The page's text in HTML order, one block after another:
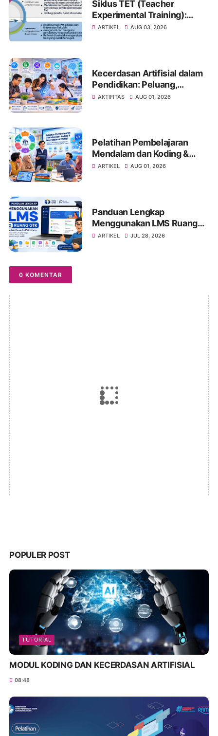
Siklus TET (Teacher
Experimental Training):
Pendekatan Pembelajaran
Pendidikan
ARTIKEL AUG 03, 2026
Kecerdasan Artifisial dalam
Pendidikan: Peluang,
Tantangan, dan Strategi
AKTIFITAS AUG 01, 2026
Pelatihan Pembelajaran
Mendalam dan Koding &
Kecerdasan Artifisial:
Pendidikan
ARTIKEL AUG 01, 2026
Panduan Lengkap
Menggunakan LMS Ruang
GTK untuk Peserta
ARTIKEL JUL 28, 2026
0 KOMENTAR
POPULER POST
TUTORIAL
MODUL KODING DAN KECERDASAN ARTIFISIAL
08:48